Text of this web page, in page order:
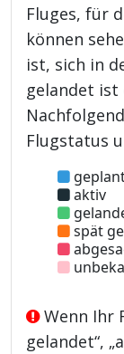
Fluges, für
können
ist, sich in
gelandet ist
Flugstatus
aktiv
spät
Wenn Ihr
gelandet“,